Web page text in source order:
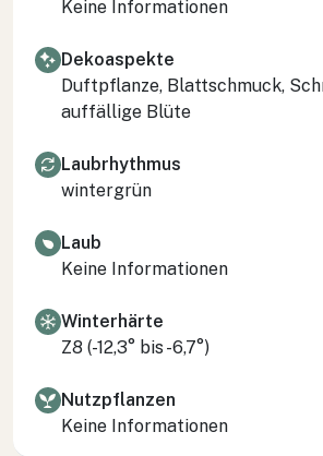
Keine Informationen
Dekoaspekte
Duftpflanze, Blattschmuck,
auffällige Blüte
Laubrhythmus
wintergrün
Laub
Keine Informationen
Winterhärte
Z8 (-12,3° bis -6,7°)
Nutzpflanzen
Keine Informationen